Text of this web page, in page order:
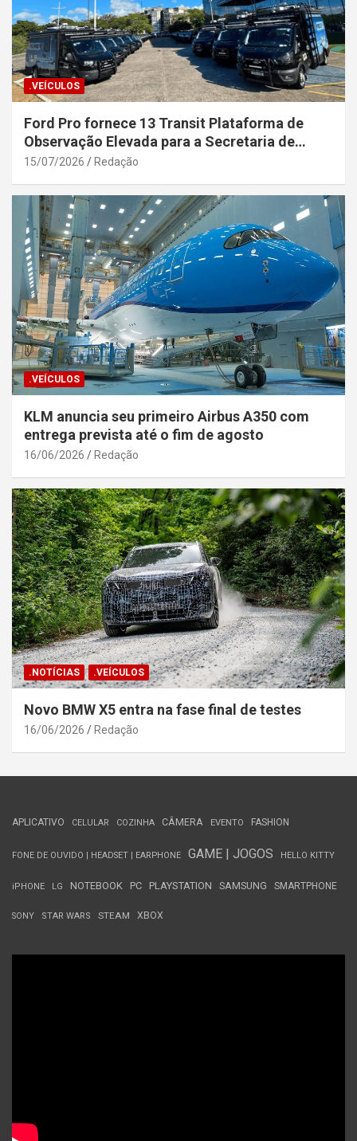
.VEÍCULOS
Ford Pro fornece 13 Transit Plataforma de
Observação Elevada para a Secretaria de
Segurança Pública da Bahia
15/07/2026 Redação
.VEÍCULOS
KLM anuncia seu primeiro Airbus A350 com
entrega prevista até o fim de agosto
16/06/2026 Redação
.NOTÍCIAS .VEÍCULOS
Novo BMW X5 entra na fase final de testes
16/06/2026 Redação
APLICATIVO CELULAR COZINHA CÂMERA EVENTO FASHION
FONE DE OUVIDO | HEADSET | EARPHONE GAME | JOGOS HELLO KITTY
iPHONE LG NOTEBOOK PC PLAYSTATION SAMSUNG SMARTPHONE
SONY STAR WARS STEAM XBOX